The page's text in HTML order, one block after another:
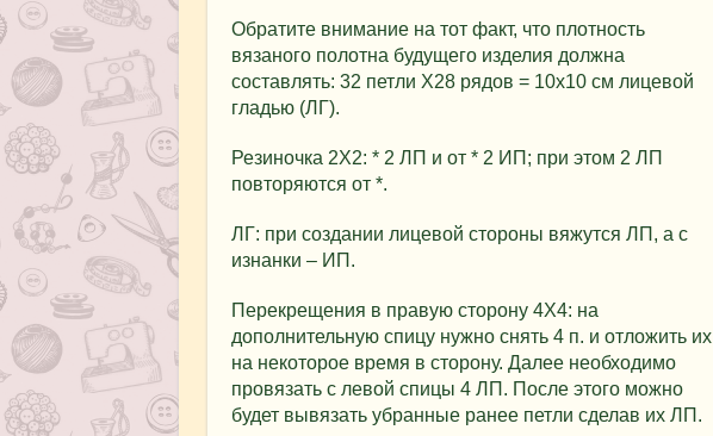
Обратите внимание на тот факт, что плотность
вязаного полотна будущего изделия должна
составлять: 32 петли Х28 рядов = 10х10 см лицевой
гладью (ЛГ).
Резиночка 2Х2: * 2 ЛП и от * 2 ИП; при этом 2 ЛП
повторяются от *.
ЛГ: при создании лицевой стороны вяжутся ЛП, а с
изнанки – ИП.
Перекрещения в правую сторону 4Х4: на
дополнительную спицу нужно снять 4 п. и отложить их
на некоторое время в сторону. Далее необходимо
провязать с левой спицы 4 ЛП. После этого можно
будет вывязать убранные ранее петли сделав их ЛП.